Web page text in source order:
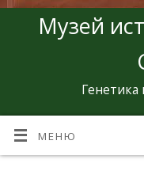
Музей
МЕНЮ